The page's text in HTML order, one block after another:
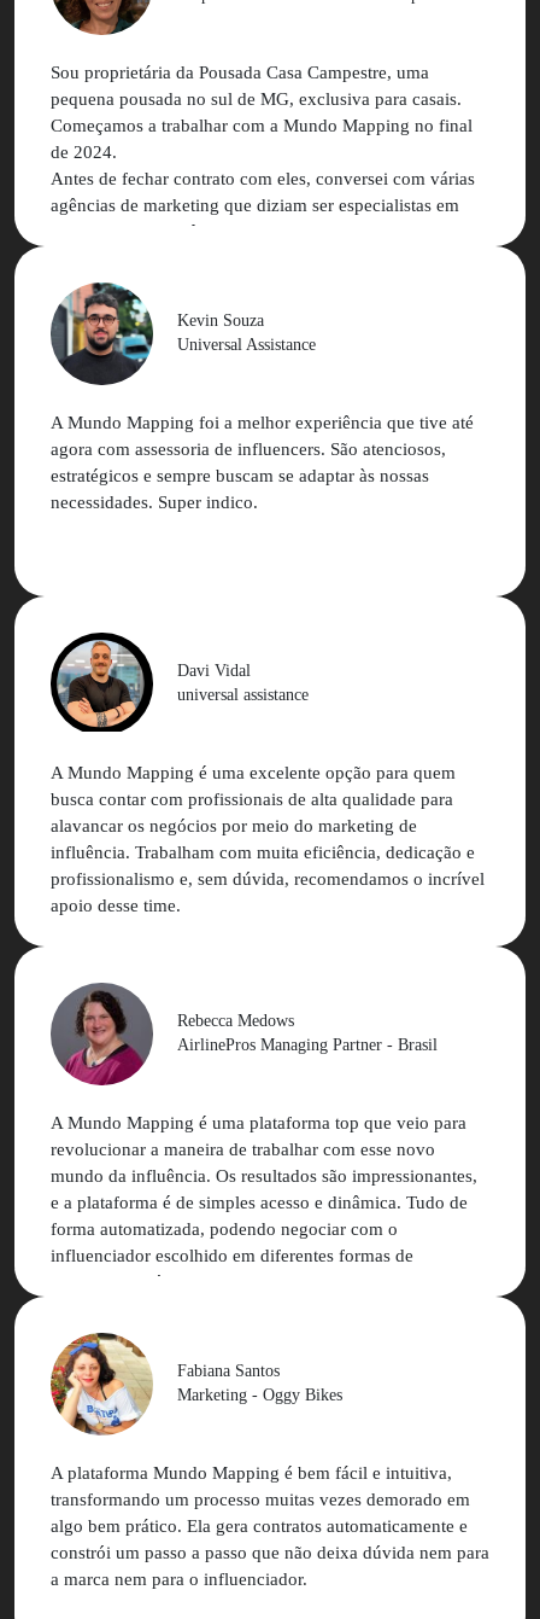
acumulado mundo mapping que nos ajudou em ganho de
eficiência e alcance de melhores resultados.
Estamos muito gratos e contentes com os resultados das
nossas relações comerciais e pessoais
Sou proprietária da Pousada Casa Campestre, uma
pequena pousada no sul de MG, exclusiva para casais.
Começamos a trabalhar com a Mundo Mapping no final
de 2024.
Antes de fechar contrato com eles, conversei com várias
agências de marketing que diziam ser especialistas em
marketing de influência, mas nenhuma delas me passou
possível fazer marketing de influência para hotelaria
ainda mais para uma pousada com o perfil da minha (com
nicho muito bem definido e com número tão reduzido de
acomodações).
Na minha primeira conversa com a Nathalia, já percebi
diferença no atendimento e o entendimento do meu
negócio.
A plataforma é super simples e amigável, o atendimento
simples, rápido e de excelência.
Kevin Souza
Universal Assistance
A Mundo Mapping foi a melhor experiência que tive até
agora com assessoria de influencers. São atenciosos,
estratégicos e sempre buscam se adaptar às nossas
necessidades. Super indico.
Davi Vidal
universal assistance
A Mundo Mapping é uma excelente opção para quem
busca contar com profissionais de alta qualidade para
alavancar os negócios por meio do marketing de
influência. Trabalham com muita eficiência, dedicação e
profissionalismo e, sem dúvida, recomendamos o incrível
apoio desse time.
Rebecca Medows
AirlinePros Managing Partner - Brasil
A Mundo Mapping é uma plataforma top que veio para
revolucionar a maneira de trabalhar com esse novo
mundo da influência. Os resultados são impressionantes,
e a plataforma é de simples acesso e dinâmica. Tudo de
forma automatizada, podendo negociar com o
influenciador escolhido em diferentes formas de
pagamento. Só tenho elogios para uma empresa que se
comunicação constantemente! Mundo Mapping é uma
ferramenta que agrega muito mais valor à sua marca!
Fabiana Santos
Marketing - Oggy Bikes
A plataforma Mundo Mapping é bem fácil e intuitiva,
transformando um processo muitas vezes demorado em
algo bem prático. Ela gera contratos automaticamente e
constrói um passo a passo que não deixa dúvida nem para
a marca nem para o influenciador.